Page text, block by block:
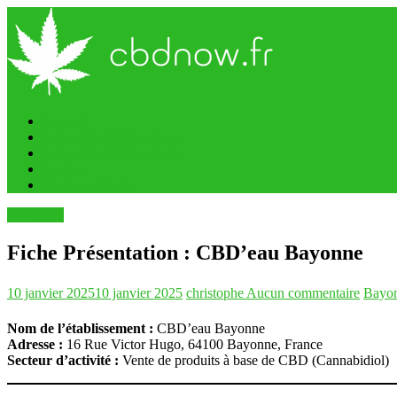
au
contenu
L'actualité
CBD
sur
Fiche Présentation : CBD’eau Bayonne
10 janvier 202510 janvier 2025 christophe Aucun commentaire
Nom de l’établissement : CBD’eau Bayonne
Adresse : 16 Rue Victor Hugo, 64100 Bayonne, France
Secteur d’activité : Vente de produits à base de CBD (Cannabidiol)